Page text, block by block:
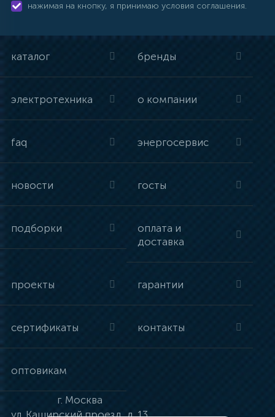
нажимая на кнопку, я принимаю условия соглашения.
каталог бренды
электротехника о компании
faq энергосервис
новости госты
подборки
оплата и
доставка
проекты гарантии
сертификаты контакты
оптовикам
г. Москва
ул. Каширский проезд, д. 13